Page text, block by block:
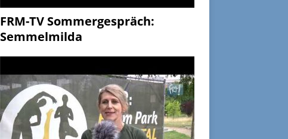
FRM-TV Sommergespräch:
Semmelmilda